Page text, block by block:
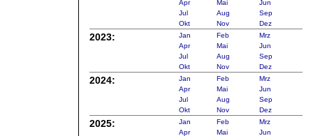
Apr
Mai
Jun
Jul
Aug
Sep
Okt
Nov Dez
2023: Jan Feb
Mrz
Apr
Mai
Jun
Jul
Aug
Sep
Okt
Nov Dez
2024: Jan Feb
Mrz
Apr
Mai
Jun
Jul
Aug
Sep
Okt
Nov Dez
2025: Jan Feb
Mrz
Apr
Mai Jun